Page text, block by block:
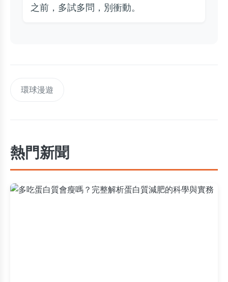
之前，多試多問，別衝動。
環球漫遊
熱門新聞